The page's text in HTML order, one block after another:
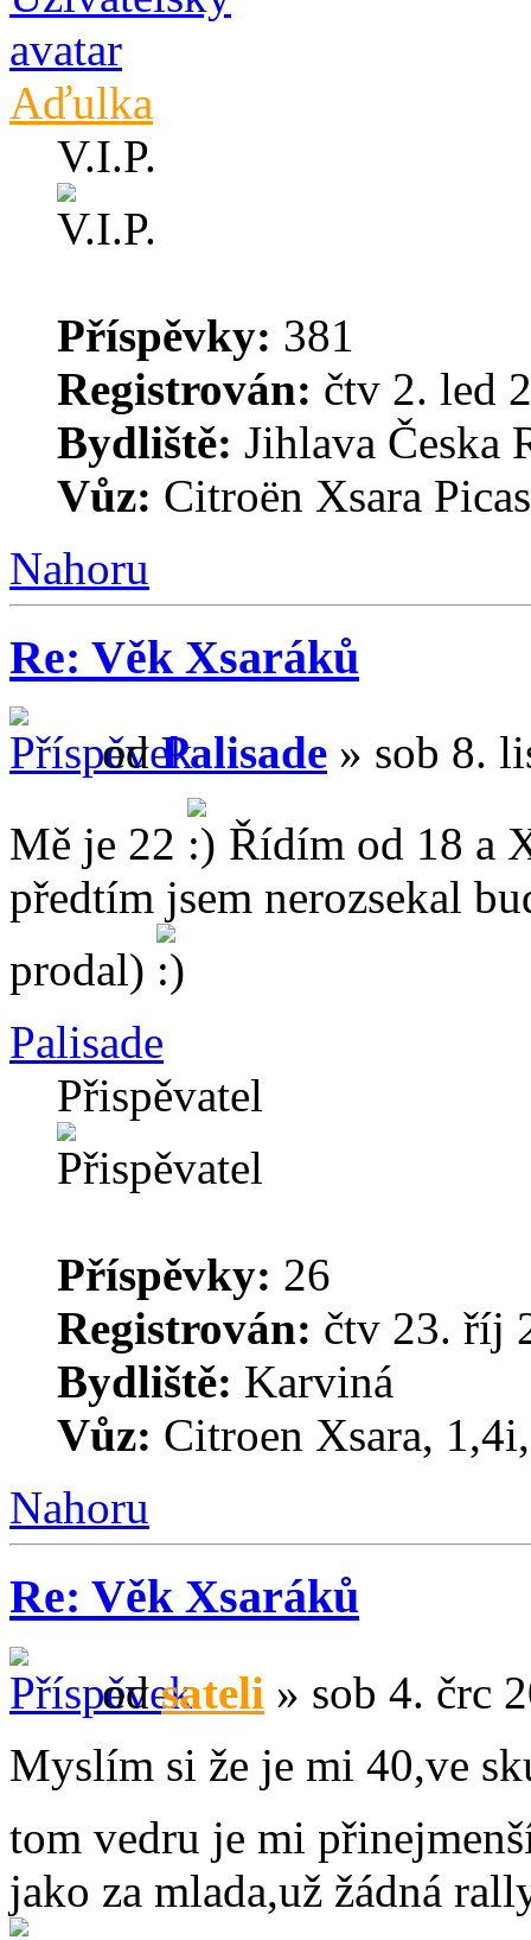
Aďulka
V.I.P.
Příspěvky: 381
Registrován: čtv 2. led
Bydliště: Jihlava Česka
Vůz: Citroën Xsara
Nahoru
Re: Věk Xsaráků
odPalisade » sob 8.
Mě je 22
Řídím od 18 a
předtím jsem nerozsekal
prodal)
Palisade
Přispěvatel
Příspěvky: 26
Registrován: čtv 23. říj
Bydliště: Karviná
Vůz: Citroen Xsara,
Nahoru
Re: Věk Xsaráků
odsateli » sob 4. črc
Myslím si že je mi 40,ve
tom vedru je mi
jako za mlada,už žádná